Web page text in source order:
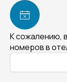
К сожалению,
номеров в